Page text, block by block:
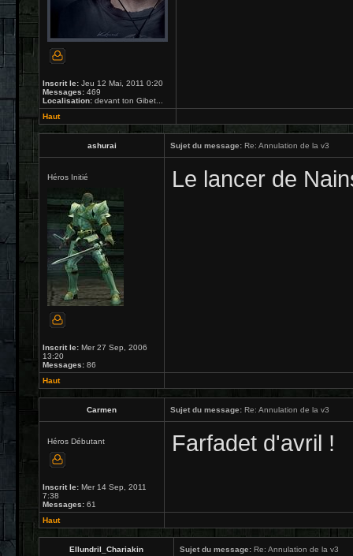
Inscrit le: Jeu 12 Mai, 2011 0:20
Messages: 469
Localisation: devant ton Gibet...
Haut
ashurai Sujet du message: Re: Annulation de la v3
Héros Initié
Inscrit le: Mer 27 Sep, 2006
13:20
Messages: 86
Le lancer de
Haut
Carmen Sujet du message: Re: Annulation de la v3
Héros Débutant
Inscrit le: Mer 14 Sep, 2011
7:38
Messages: 61
Farfadet d'avril !
Haut
Ellundril_Chariakin Sujet du message: Re: Annulation de la v3